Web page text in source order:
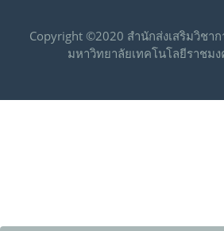
Copyright ©2020 สำนักส่งเสริมวิชา
มหาวิทยาลัยเทคโนโลยีราชม